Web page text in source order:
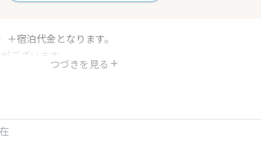
つづきを見る
宿泊代金となります。
ございます。
時間ごとに更新されます。最終確認画面でご確認くださ